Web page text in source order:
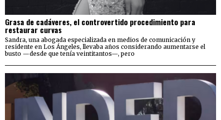
Grasa de cadáveres, el controvertido procedimiento para
restaurar curvas
Sandra, una abogada especializada en medios de comunicación y
residente en Los Ángeles, llevaba años considerando aumentarse el
busto —desde que tenía veintitantos—, pero